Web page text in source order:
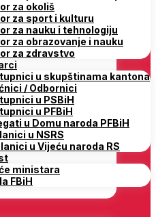
za okoliš
za sport i kulturu
za nauku i tehnologiju
za obrazovanje i nauku
za zdravstvo
u skupštinama kantona
/ Odbornici
u PSBiH
u PFBiH
u Domu naroda PFBiH
u NSRS
u Vijeću naroda RS
ministara
FBiH